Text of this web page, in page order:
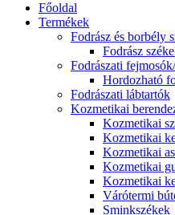
Főoldal
Termékek
Fodrász és borbély
Fodrász
Fodrászati
Hordozható
Fodrászati lábtartók
Kozmetikai
Kozmetikai
Kozmetikai
Kozmetikai
Kozmetikai
Kozmetikai
Várótermi
Sminkszékek